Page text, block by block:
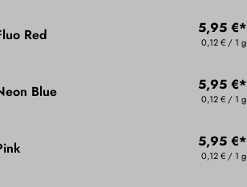
Red 5,95 €*
0,12 € / 1 g
Blue 5,95 €*
0,12 € / 1 g
5,95 €*
0,12 € / 1 g